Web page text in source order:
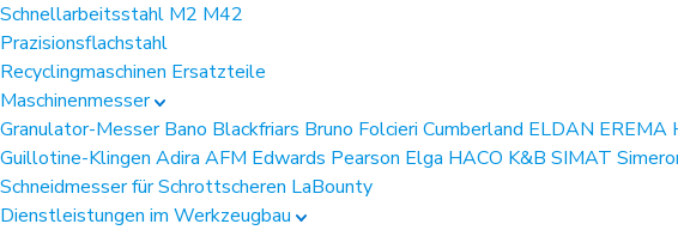
Schnellarbeitsstahl M2 M42
Prazisionsflachstahl
Recyclingmaschinen Ersatzteile
Maschinenmesser
Granulator-MesserBano Blackfriars Bruno Folcieri Cumberland ELDAN EREMA
Guillotine-Klingen Adira AFM Edwards Pearson Elga HACO K&B SIMAT
Schneidmesser für Schrottscheren LaBounty
Dienstleistungen im Werkzeugbau